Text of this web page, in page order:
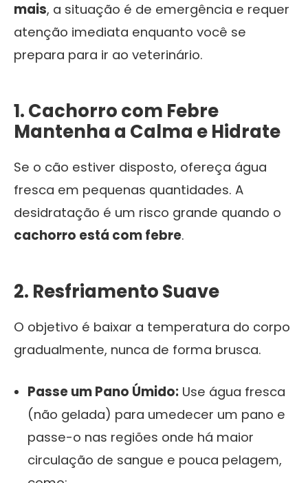
mais, a situação é de emergência e requer
atenção imediata enquanto você se
prepara para ir ao veterinário.
1. Cachorro com Febre
Mantenha a Calma e Hidrate
Se o cão estiver disposto, ofereça água
fresca em pequenas quantidades. A
desidratação é um risco grande quando o
cachorro está com febre.
2. Resfriamento Suave
O objetivo é baixar a temperatura do corpo
gradualmente, nunca de forma brusca.
Passe um Pano Úmido: Use água fresca
(não gelada) para umedecer um pano e
passe-o nas regiões onde há maior
circulação de sangue e pouca pelagem,